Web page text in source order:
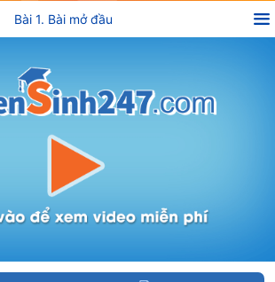
Bài 1. Bài mở đầu